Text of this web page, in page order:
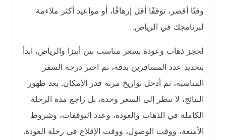
وقتًا أقصر، توقفًا أقل إرهاقًا، أو مواعيد أكثر ملاءمة
لبرنامجك في الرياض.
لحجز ذهاب وعودة بسعر مناسب بين أبيزا والرياض، ابدأ
بتحديد عدد المسافرين بدقة، ثم اختر درجة السفر
المناسبة، ثم أدخل تواريخ مرنة قدر الإمكان. بعد ظهور
النتائج، لا تنظر إلى السعر وحده، بل راجع مدة الرحلة
الكاملة في الذهاب والعودة، وعدد التوقفات، وشروط
الأمتعة، ووقت الوصول، ووقت الإقلاع في رحلة العودة.